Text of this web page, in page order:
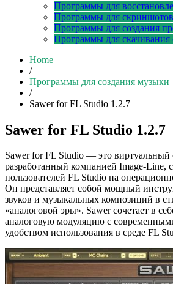
Программы для
Программы для скриншотов
Программы для создания
Программы для
Home
/
Программы для создания музыки
/
Sawer for FL Studio 1.2.7
Sawer for FL Studio 1.2.7
Sawer for FL Studio — это виртуальный
разработанный компанией Image-Line,
пользователей FL Studio на
Он представляет собой мощный
звуков и музыкальных композиций в
«аналоговой эры». Sawer сочетает в
аналоговую модуляцию с
удобством использования в среде FL